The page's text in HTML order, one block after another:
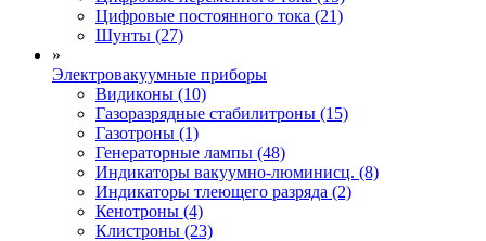
Цифровые постоянного тока (21)
Шунты (27)
»
Электровакуумные приборы
Видиконы (10)
Газоразрядные стабилитроны (15)
Газотроны (1)
Генераторные лампы (48)
Индикаторы вакуумно-люминисц. (8)
Индикаторы тлеющего разряда (2)
Кенотроны (4)
Клистроны (23)